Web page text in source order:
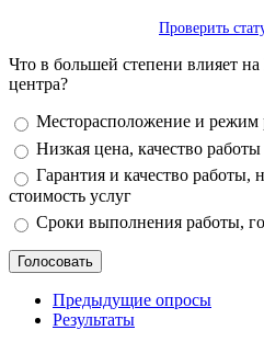
Проверить
Что в большей степени влияет
центра?
Варианты
Месторасположение и режим
Низкая цена, качество
Гарантия и качество работы,
стоимость услуг
Сроки выполнения работы,
Предыдущие опросы
Результаты